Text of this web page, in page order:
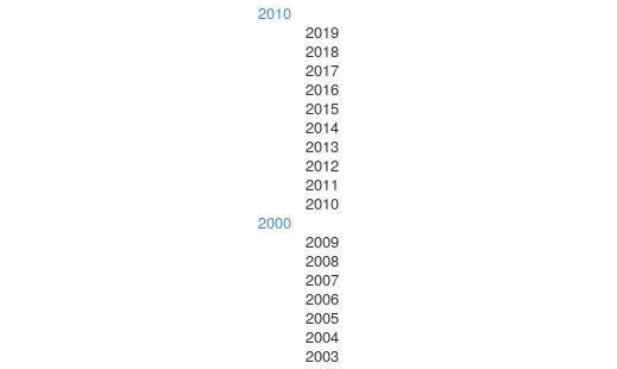
2010
2019
2018
2017
2016
2015
2014
2013
2012
2011
2010
2000
2009
2008
2007
2006
2005
2004
2003